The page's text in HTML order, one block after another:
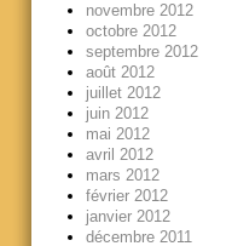
novembre 2012
octobre 2012
septembre 2012
août 2012
juillet 2012
juin 2012
mai 2012
avril 2012
mars 2012
février 2012
janvier 2012
décembre 2011